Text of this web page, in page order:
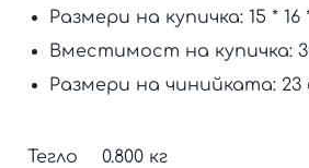
Размери на купичка: 15 * 16
Вместимост на купичка:
Размери на чинийката: 23
Тегло 0.800 кг